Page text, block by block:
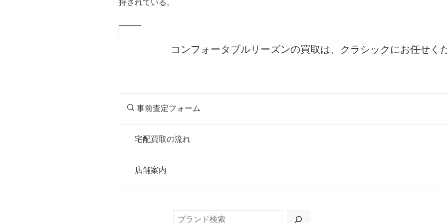
持されている。
コンフォータブルリーズンの買取は、クラシックにお任せく
事前査定フォーム
宅配買取の流れ
お申込み
または梱包材不要の「集荷申込」からお選びいただけます。
店舗案内